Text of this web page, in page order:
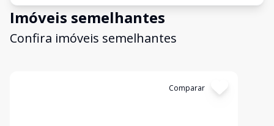
Imóveis semelhantes
Confira imóveis semelhantes
Comparar